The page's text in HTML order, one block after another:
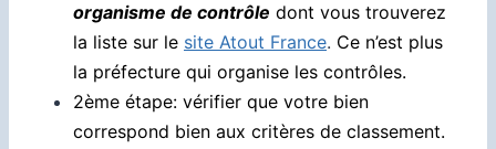
organisme de contrôle dont vous trouverez
la liste sur le site Atout France. Ce n’est plus
la préfecture qui organise les contrôles.
2ème étape: vérifier que votre bien
correspond bien aux critères de classement.